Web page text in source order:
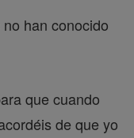
han conocido
que cuando
de que yo